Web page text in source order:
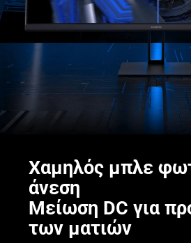
Χαμηλός μπλε
άνεση
Μείωση DC για
των ματιών